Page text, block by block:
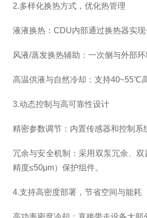
2.多样化换热方式，优化热管理
液液换热：CDU内部通过换热器实
风液/蒸发换热辅助：一次侧与外部
高温供液与自然冷却：支持40~55℃
3.动态控制与高可靠性设计
精密参数调节：内置传感器和控制
冗余与安全机制：采用双泵冗余、
精度≤50μm）保护组件。
4.支持高密度部署，节省空间与能耗